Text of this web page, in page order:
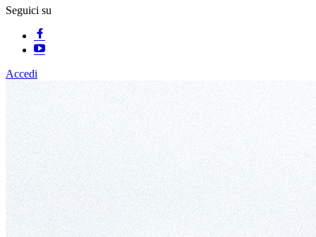
Seguici su
Accedi